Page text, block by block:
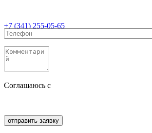
+7 (341) 255-05-65
Соглашаюсь с